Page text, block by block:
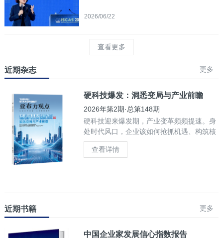
2026/06/22
查看更多
近期杂志 更多
硬科技爆发：洞悉变局与产业前瞻
2026年第2期·总第148期
硬科技迎来爆发期，产业变革频频提速。身
处时代风口，企业该如何抢抓机遇、构筑核
心竞争力？
查看详情
近期书籍 更多
中国企业家发展信心指数报告